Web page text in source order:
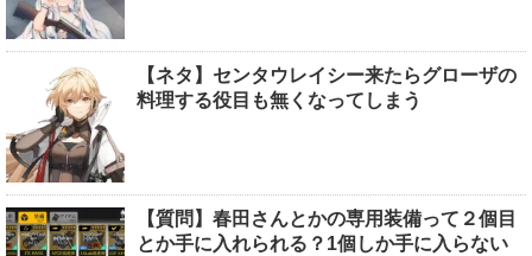
【ネタ】センタウレイシー来たらグローザの
料理する役目も無くなってしまう
【質問】春田さんとかの専用装備って２個目
とか手に入れられる？1個しか手に入らない